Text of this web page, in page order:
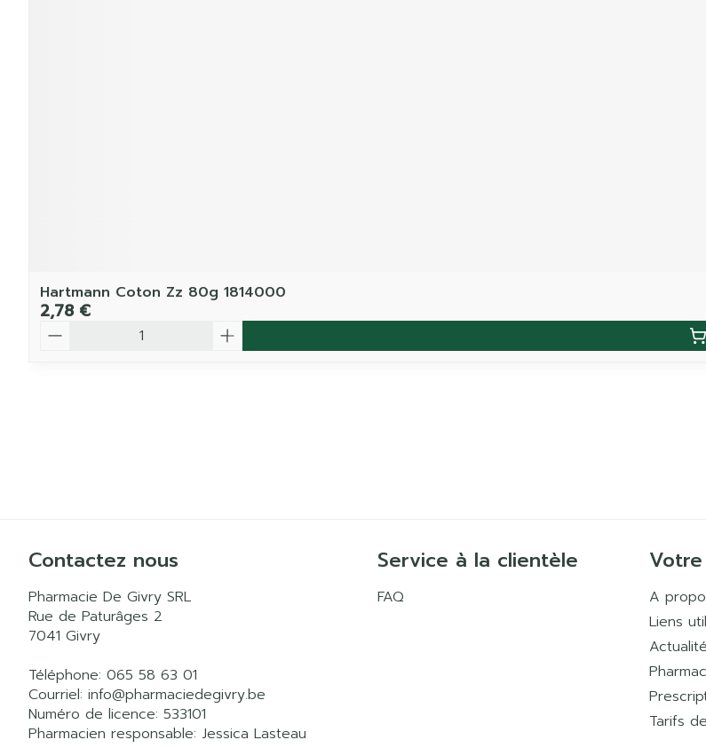
Hartmann Coton Zz 80g 1814000
2,78 €
Contactez nous
Pharmacie De Givry SRL
Rue de Paturâges 2
7041 Givry
Téléphone: 065 58 63 01
Courriel: info@pharmaciedegivry.be
Numéro de licence: 533101
Pharmacien responsable: Jessica Lasteau
Service à la clientèle
FAQ
A
Liens
Tarifs